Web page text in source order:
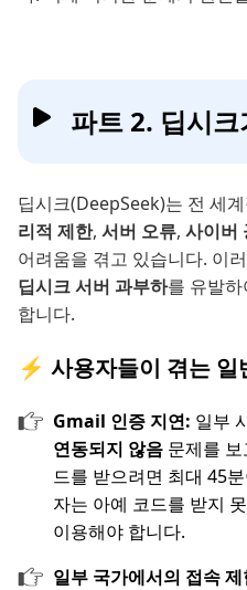
파트 2. 딥시
딥시크(DeepSeek)는 전 세
리적 제한, 서버 오류, 사이버
어려움을 겪고 있습니다. 이
딥시크 서버 과부하를 유발
합니다.
⚡ 사용자들이 겪는 일
Gmail 인증 지연: 일부
연동되지 않음 문제를
드를 받으려면 최대 45
자는 아예 코드를 받지
이용해야 합니다.
일부 국가에서의 접속 제